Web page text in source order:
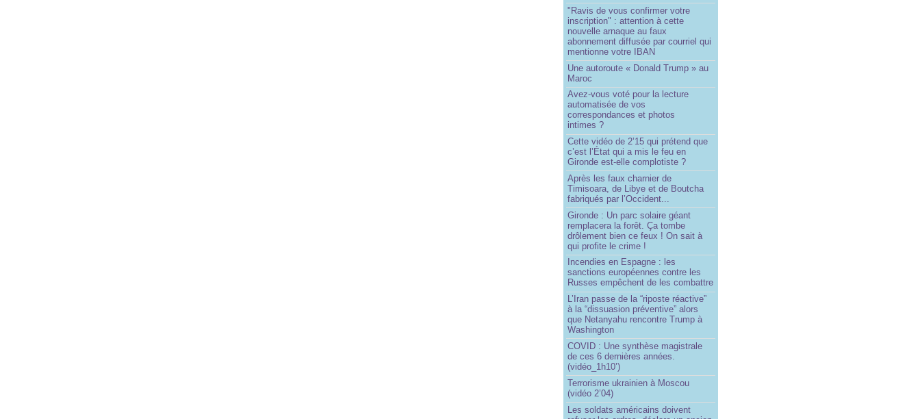
"Ravis de vous confirmer votre
inscription" : attention à cette
nouvelle arnaque au faux
abonnement diffusée par courriel qui
mentionne votre IBAN
Une autoroute « Donald Trump » au
Maroc
Avez-vous voté pour la lecture
automatisée de vos
correspondances et photos
intimes ?
Cette vidéo de 2’15 qui prétend que
c’est l’État qui a mis le feu en
Gironde est-elle complotiste ?
Après les faux charnier de
Timisoara, de Libye et de Boutcha
fabriqués par l’Occident...
Gironde : Un parc solaire géant
remplacera la forêt. Ça tombe
drôlement bien ce feux ! On sait à
qui profite le crime !
Incendies en Espagne : les
sanctions européennes contre les
Russes empêchent de les combattre
L’Iran passe de la “riposte réactive”
à la “dissuasion préventive” alors
que Netanyahu rencontre Trump à
Washington
COVID : Une synthèse magistrale
de ces 6 dernières années.
(vidéo_1h10’)
Terrorisme ukrainien à Moscou
(vidéo 2’04)
Les soldats américains doivent